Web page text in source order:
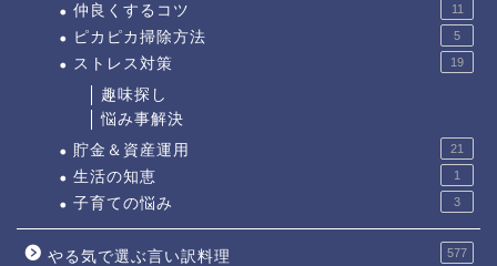
仲良くするコツ 11
ピカピカ掃除方法 5
ストレス対策 19
趣味探し
悩み事解決
貯金＆資産運用
21
生活の知恵 1
子育ての悩み 3
やる気で選ぶ言い訳料理 577